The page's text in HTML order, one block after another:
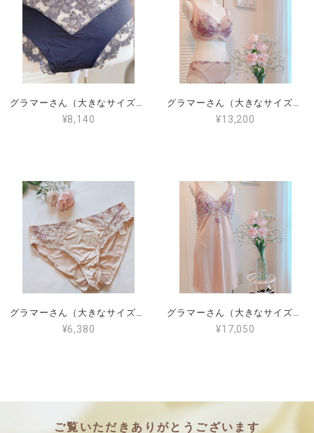
グラマーさん（大きなサイズ）PROMISE ショーツ（XL）L6222 送料無料！
¥8,140
グラマーさん（大きなサイズ）PROMISEソフトカップブラ（日本サイズG80）
¥13,200
グラマーさん（大きなサイズ）PROMISE ショーツ（XL）L6012
¥6,380
グラマーさん（大きなサイズ）PROMISE キャミソールXL（L6047）
¥17,050
ご覧いただきありがとうございます